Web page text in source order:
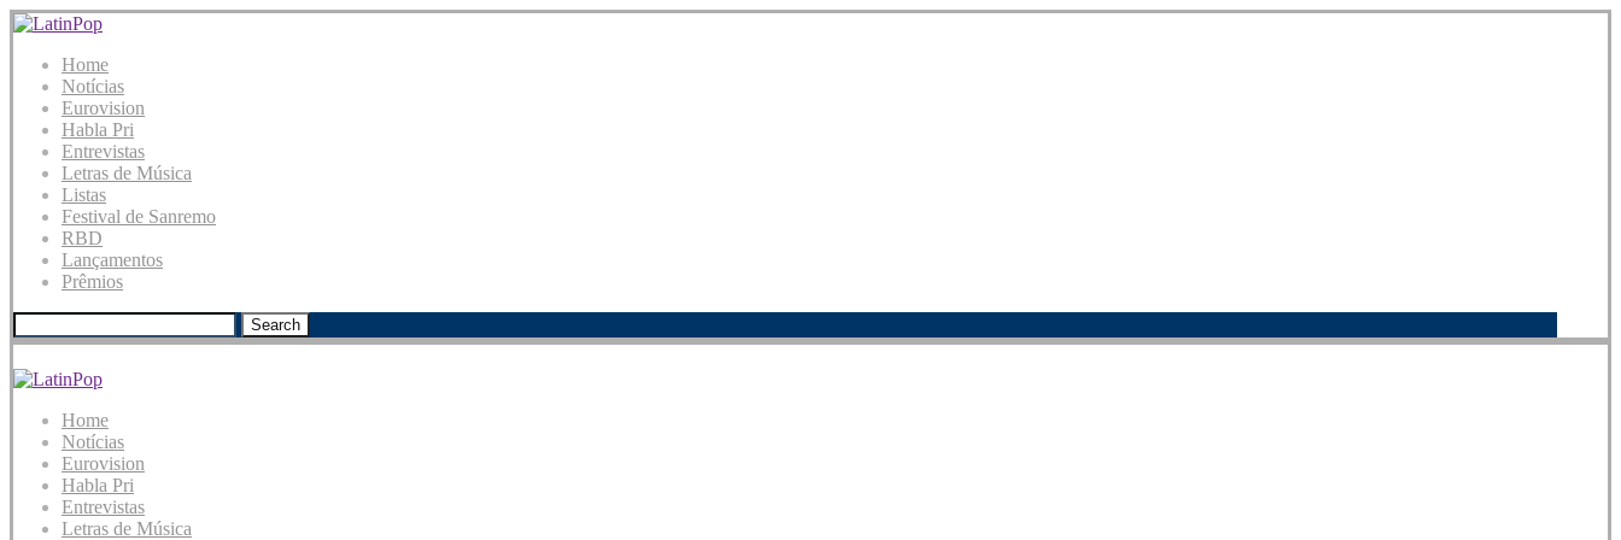
Home
Notícias
Eurovision
Habla Pri
Entrevistas
Letras de Música
Listas
Festival de Sanremo
RBD
Lançamentos
Prêmios
Search
Home
Notícias
Eurovision
Habla Pri
Entrevistas
Letras de Música